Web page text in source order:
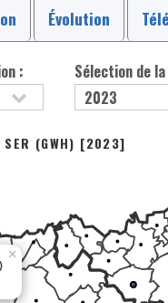
Évolution
: Sélection de
×
SER (GWH) [2023]